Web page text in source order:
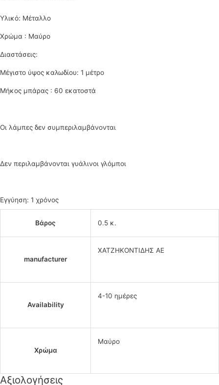
Υλικό: Μέταλλο
Χρώμα : Μαύρο
Διαστάσεις:
Μέγιστο ύψος καλωδίου: 1 μέτρο
Μήκος μπάρας : 60 εκατοστά
Οι λάμπες δεν συμπεριλαμβάνονται
Δεν περιλαμβάνονται γυάλινοι γλόμποι
Εγγύηση: 1 χρόνος
Βάρος 0.5 κ.
manufacturer
ΧΑΤΖΗΚΟΝΤΙΔΗΣ ΑΕ
Availability
4-10 ημέρες
Χρώμα
Μαύρο
Αξιολογήσεις